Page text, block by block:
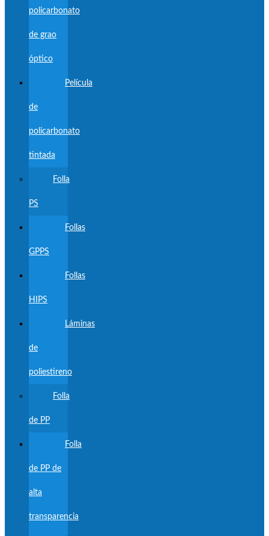
policarbonato
de grao
óptico
Película
de
policarbonato
tintada
Folla
PS
Follas
GPPS
Follas
HIPS
Láminas
de
poliestireno
Folla
de PP
Folla
de PP de
alta
transparencia